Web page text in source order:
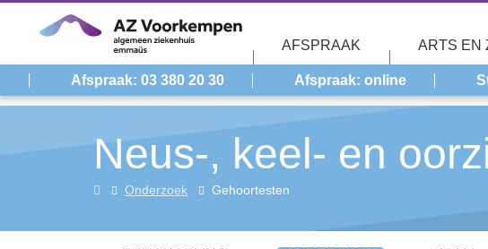
AFSPRAAK ARTS EN
Afspraak: 03 380 20 30 Afspraak: online
Neus-, keel- en
Neus-,
en
Onderzoek Gehoortesten